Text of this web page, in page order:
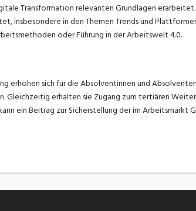
Transformation relevanten Grundlagen
insbesondere in den Themen Trends und
oder Führung in der Arbeitswelt 4.0.
erhöhen sich für die Absolventinnen und
erhalten sie Zugang zum tertiären
ein Beitrag zur Sicherstellung der im Arbeitsmarkt